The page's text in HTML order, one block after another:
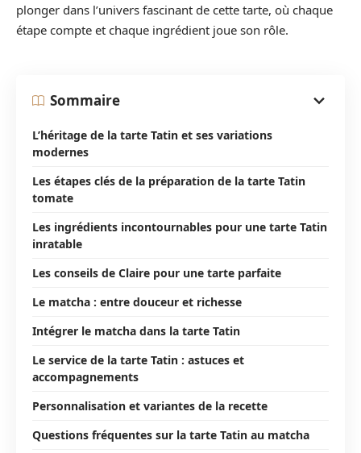
plonger dans l’univers fascinant de cette tarte, où chaque
étape compte et chaque ingrédient joue son rôle.
Sommaire
L’héritage de la tarte Tatin et ses variations
modernes
Les étapes clés de la préparation de la tarte Tatin
tomate
Les ingrédients incontournables pour une tarte Tatin
inratable
Les conseils de Claire pour une tarte parfaite
Le matcha : entre douceur et richesse
Intégrer le matcha dans la tarte Tatin
Le service de la tarte Tatin : astuces et
accompagnements
Personnalisation et variantes de la recette
Questions fréquentes sur la tarte Tatin au matcha